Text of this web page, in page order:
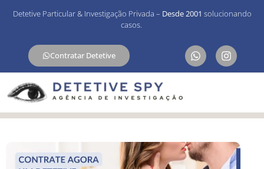
Detetive Particular & Investigação Privada – Desde 2001 solucionando
casos.
Contratar Detetive